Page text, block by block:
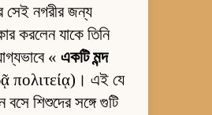
সেই নগরীর জন্য
করলেন যাকে তিনি
«একটি মন্দ
πολιτείᾳ)। এই যে
বসে শিশুদের সঙ্গে গুটি